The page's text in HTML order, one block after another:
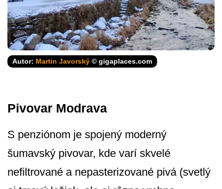
Autor: Martin Javorský © gigaplaces.com
Pivovar Modrava
S penziónom je spojený moderný
šumavský pivovar, kde varí skvelé
nefiltrované a nepasterizované pivá (svetlý